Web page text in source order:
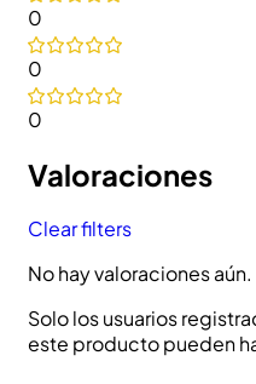
0
0
0
Valoraciones
Clear filters
No hay valoraciones aún.
Solo los usuarios
este producto pueden